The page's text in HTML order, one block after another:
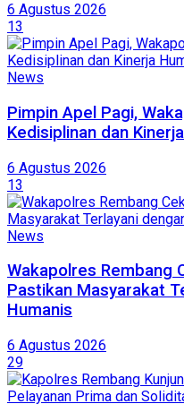
6 Agustus 2026
13
News
Pimpin Apel Pagi,
Kedisiplinan dan
6 Agustus 2026
13
News
Wakapolres Rembang
Pastikan Masyarakat
Humanis
6 Agustus 2026
29